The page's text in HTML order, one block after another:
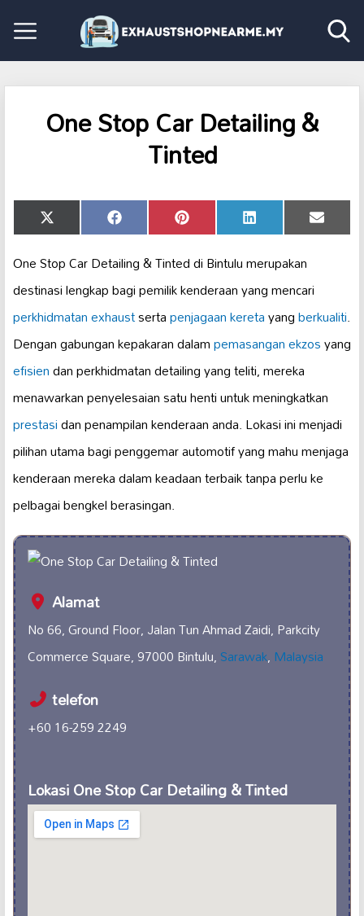
One Stop Car Detailing &
Tinted
Share
on
X
(Twitter)
Share
on
Facebook Share
on
Pinterest Share
on
LinkedIn Share
on
Email
One Stop Car Detailing & Tinted di Bintulu merupakan
destinasi lengkap bagi pemilik kenderaan yang mencari
perkhidmatan exhaustsertapenjagaan keretayangberkualiti.
Dengan gabungan kepakaran dalampemasangan ekzosyang
efisiendan perkhidmatan detailing yang teliti, mereka
menawarkan penyelesaian satu henti untuk meningkatkan
prestasidan penampilan kenderaan anda. Lokasi ini menjadi
pilihan utama bagi penggemar automotif yang mahu menjaga
kenderaan mereka dalam keadaan terbaik tanpa perlu ke
pelbagai bengkel berasingan.
Alamat
No 66, Ground Floor, Jalan Tun Ahmad Zaidi, Parkcity
Commerce Square, 97000 Bintulu,Sarawak,Malaysia
telefon
+60 16-259 2249
Lokasi One Stop Car Detailing & Tinted